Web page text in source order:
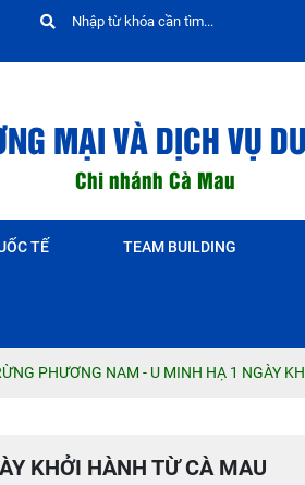
MẠI VÀ DỊCH VỤ
Chi nhánh Cà Mau
TẾ TEAM BUILDING
PHƯƠNG NAM - U MINH HẠ 1 NGÀY
KHỞI HÀNH TỪ CÀ MAU